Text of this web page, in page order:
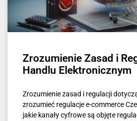
Zrozumienie Zasad i
Handlu Elektronicznym
Zrozumienie zasad i regulacji
zrozumieć regulacje e-commerce
jakie kanały cyfrowe są objęte